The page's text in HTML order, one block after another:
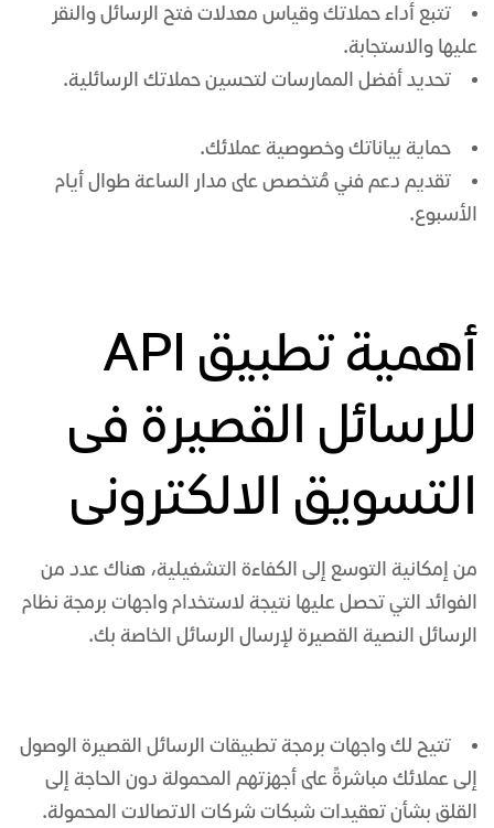
تتبع أداء حملاتك وقياس معدلات فتح الرسائل والنقر
عليها والاستجابة.
تحديد أفضل الممارسات لتحسين حملاتك الرسائلية.
حماية بياناتك وخصوصية عملائك.
تقديم دعم فني مُتخصص على مدار الساعة طوال أيام
الأسبوع.
أهمية تطبيق API
للرسائل القصيرة فى
التسويق الالكترونى
من إمكانية التوسع إلى الكفاءة التشغيلية، هناك عدد من
الفوائد التي تحصل عليها نتيجة لاستخدام واجهات برمجة نظام
الرسائل النصية القصيرة لإرسال الرسائل الخاصة بك.
تتيح لك واجهات برمجة تطبيقات الرسائل القصيرة الوصول
إلى عملائك مباشرةً على أجهزتهم المحمولة دون الحاجة إلى
القلق بشأن تعقيدات شبكات شركات الاتصالات المحمولة.